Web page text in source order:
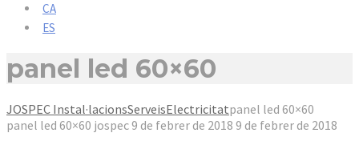
CA
ES
panel led 60×60
JOSPEC Instal·lacionsServeisElectricitatpanel led 60×60
panel led 60×60 jospec9 de febrer de 2018 9 de febrer de 2018